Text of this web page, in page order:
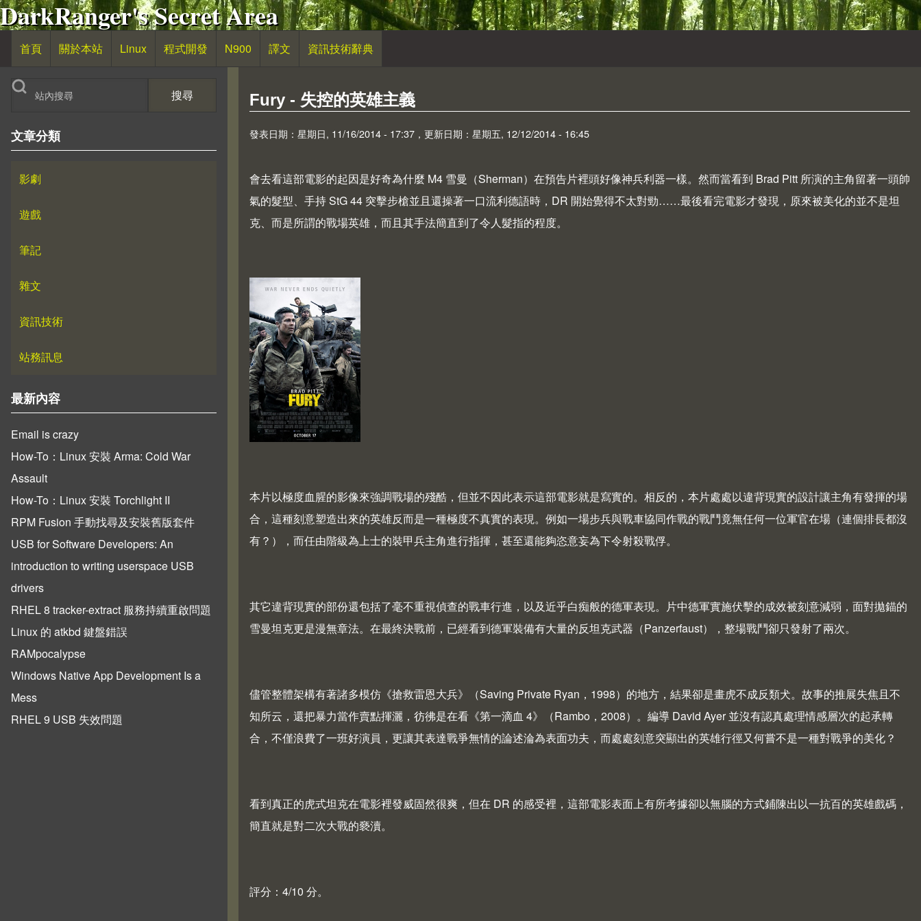
移至主內容
DarkRanger's Secret Area
主導覽
首頁 關於本站 Linux 程式開發 N900 譯文 資訊技術辭典
搜尋
文章分類
影劇
遊戲
筆記
雜文
資訊技術
站務訊息
最新內容
Email is crazy
How-To：Linux 安裝 Arma: Cold War
Assault
How-To：Linux 安裝 Torchlight II
RPM Fusion 手動找尋及安裝舊版套件
USB for Software Developers: An
introduction to writing userspace USB
drivers
RHEL 8 tracker-extract 服務持續重啟問題
Linux 的 atkbd 鍵盤錯誤
RAMpocalypse
Windows Native App Development Is a
Mess
RHEL 9 USB 失效問題
Fury - 失控的英雄主義
發表日期：星期日, 11/16/2014 - 17:37，更新日期：星期五, 12/12/2014 - 16:45
會去看這部電影的起因是好奇為什麼 M4 雪曼（Sherman）在預告片裡頭好像神兵利器一樣。然而當看到 Brad Pitt 所演的主角留著一頭帥
氣的髮型、手持 StG 44 突擊步槍並且還操著一口流利德語時，DR 開始覺得不太對勁……最後看完電影才發現，原來被美化的並不是坦
克、而是所謂的戰場英雄，而且其手法簡直到了令人髮指的程度。
本片以極度血腥的影像來強調戰場的殘酷，但並不因此表示這部電影就是寫實的。相反的，本片處處以違背現實的設計讓主角有發揮的場
合，這種刻意塑造出來的英雄反而是一種極度不真實的表現。例如一場步兵與戰車協同作戰的戰鬥竟無任何一位軍官在場（連個排長都沒
有？），而任由階級為上士的裝甲兵主角進行指揮，甚至還能夠恣意妄為下令射殺戰俘。
其它違背現實的部份還包括了毫不重視偵查的戰車行進，以及近乎白痴般的德軍表現。片中德軍實施伏擊的成效被刻意減弱，面對拋錨的
雪曼坦克更是漫無章法。在最終決戰前，已經看到德軍裝備有大量的反坦克武器（Panzerfaust），整場戰鬥卻只發射了兩次。
儘管整體架構有著諸多模仿《搶救雷恩大兵》（Saving Private Ryan，1998）的地方，結果卻是畫虎不成反類犬。故事的推展失焦且不
知所云，還把暴力當作賣點揮灑，彷彿是在看《第一滴血 4》（Rambo，2008）。編導 David Ayer 並沒有認真處理情感層次的起承轉
合，不僅浪費了一班好演員，更讓其表達戰爭無情的論述淪為表面功夫，而處處刻意突顯出的英雄行徑又何嘗不是一種對戰爭的美化？
看到真正的虎式坦克在電影裡發威固然很爽，但在 DR 的感受裡，這部電影表面上有所考據卻以無腦的方式鋪陳出以一抗百的英雄戲碼，
簡直就是對二次大戰的褻瀆。
評分：4/10 分。